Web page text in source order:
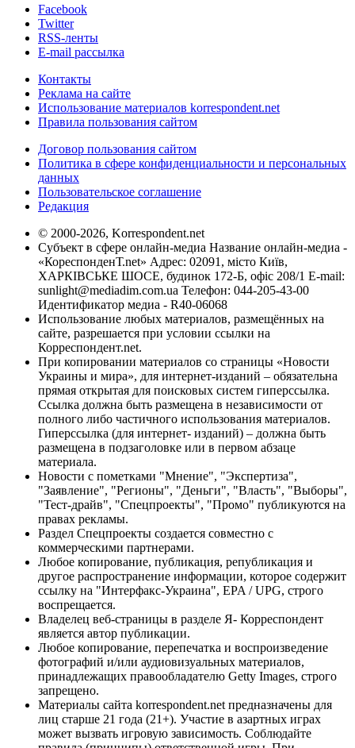
Facebook
Twitter
RSS-ленты
E-mail рассылка
Контакты
Реклама на сайте
Использование материалов korrespondent.net
Правила пользования сайтом
Договор пользования сайтом
Политика в сфере конфиденциальности и персональных
данных
Пользовательское соглашение
Редакция
© 2000-2026, Korrespondent.net
Субъект в сфере онлайн-медиа Название онлайн-медиа -
«КореспонденТ.net» Адрес: 02091, місто Київ,
ХАРКІВСЬКЕ ШОСЕ, будинок 172-Б, офіс 208/1 E-mail:
sunlight@mediadim.com.ua Телефон: 044-205-43-00
Идентификатор медиа - R40-06068
Использование любых материалов, размещённых на
сайте, разрешается при условии ссылки на
Корреспондент.net.
При копировании материалов со страницы «Новости
Украины и мира», для интернет-изданий – обязательна
прямая открытая для поисковых систем гиперссылка.
Ссылка должна быть размещена в независимости от
полного либо частичного использования материалов.
Гиперссылка (для интернет- изданий) – должна быть
размещена в подзаголовке или в первом абзаце
материала.
Новости с пометками "Мнение", "Экспертиза",
"Заявление", "Регионы", "Деньги", "Власть", "Выборы",
"Тест-драйв", "Спецпроекты", "Промо" публикуются на
правах рекламы.
Раздел Спецпроекты создается совместно с
коммерческими партнерами.
Любое копирование, публикация, републикация и
другое распространение информации, которое содержит
ссылку на "Интерфакс-Украина", EPA / UPG, строго
воспрещается.
Владелец веб-страницы в разделе Я- Корреспондент
является автор публикации.
Любое копирование, перепечатка и воспроизведение
фотографий и/или аудиовизуальных материалов,
принадлежащих правообладателю Getty Images, строго
запрещено.
Материалы сайта korrespondent.net предназначены для
лиц старше 21 года (21+). Участие в азартных играх
может вызвать игровую зависимость. Соблюдайте